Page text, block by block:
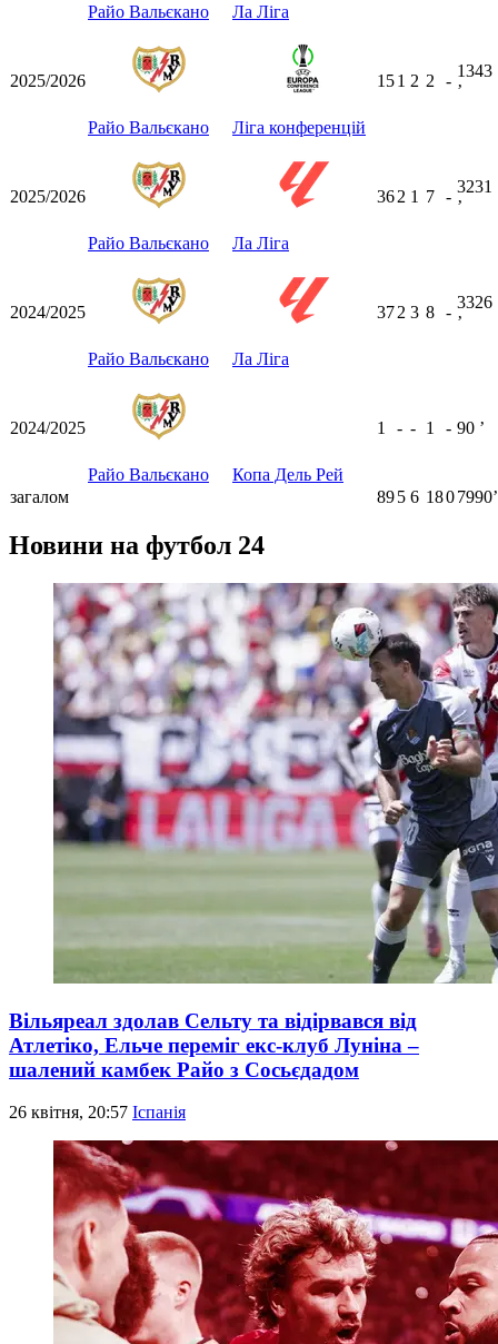
Райо Вальєкано Ла Ліга
2025/2026
Райо Вальєкано Ліга конференцій
151 2 2 -
1343
ʼ
2025/2026
Райо Вальєкано Ла Ліга
362 1 7 -
3231
ʼ
2024/2025
Райо Вальєкано Ла Ліга
372 3 8 -
3326
ʼ
2024/2025
Райо Вальєкано Копа Дель Рей
1 - - 1 - 90 ʼ
загалом 895 6 1807990ʼ
Новини на футбол 24
Вільяреал здолав Сельту та відірвався від
Атлетіко, Ельче переміг екс-клуб Луніна –
шалений камбек Райо з Сосьєдадом
26 квітня, 20:57 Іспанія